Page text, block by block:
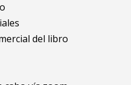
del libro